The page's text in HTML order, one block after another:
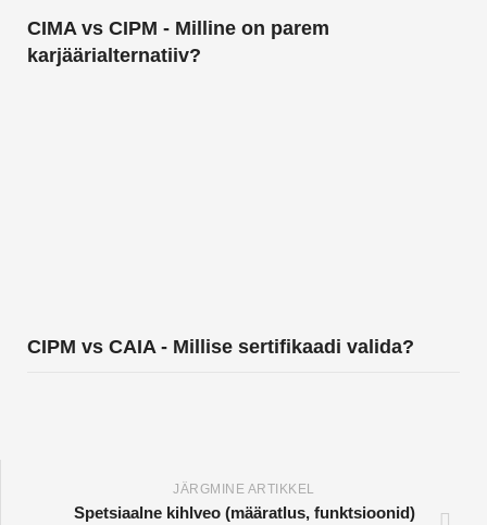
CIMA vs CIPM - Milline on parem
karjäärialternatiiv?
CIPM vs CAIA - Millise sertifikaadi valida?
JÄRGMINE ARTIKKEL
Spetsiaalne kihlveo (määratlus, funktsioonid)